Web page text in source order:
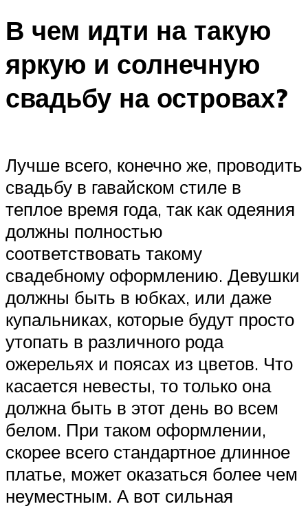
В чем идти на такую
яркую и солнечную
свадьбу на островах?
Лучше всего, конечно же, проводить
свадьбу в гавайском стиле в
теплое время года, так как одеяния
должны полностью
соответствовать такому
свадебному оформлению. Девушки
должны быть в юбках, или даже
купальниках, которые будут просто
утопать в различного рода
ожерельях и поясах из цветов. Что
касается невесты, то только она
должна быть в этот день во всем
белом. При таком оформлении,
скорее всего стандартное длинное
платье, может оказаться более чем
неуместным. А вот сильная